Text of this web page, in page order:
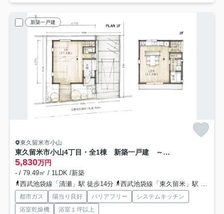
新築一戸建
東久留米市小山
東久留米市小山4丁目・全1棟 新築一戸建 ～建物設備充実～
5,830万円
- / 79.49㎡ / 1LDK /新築
西武池袋線「清瀬」駅 徒歩14分
西武池袋線「東久留米」駅 バス5分 西武バス「さいわい福祉センター」 停歩10分
都市ガス 陽当り良好 バリアフリー
システムキッチン
浴室乾燥機
浴室１坪以上